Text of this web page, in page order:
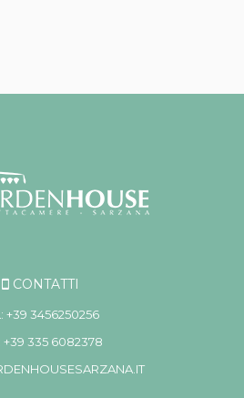
CONTATTI
+39 3456250256
+39 335 6082378